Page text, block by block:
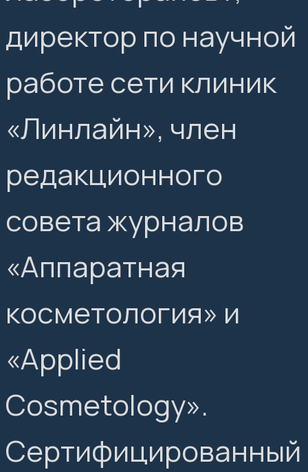
директор по научной
работе сети клиник
«Линлайн», член
редакционного
совета журналов
«Аппаратная
косметология» и
«Applied
Cosmetology».
Сертифицированный